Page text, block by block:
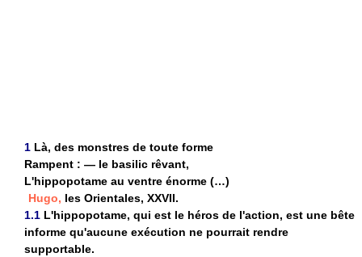
1 Là, des monstres de toute forme
Rampent : — le basilic rêvant,
L'hippopotame au ventre énorme (…)
Hugo, les Orientales, XXVII.
1.1 L'hippopotame, qui est le héros de l'action, est une bête
informe qu'aucune exécution ne pourrait rendre
supportable.